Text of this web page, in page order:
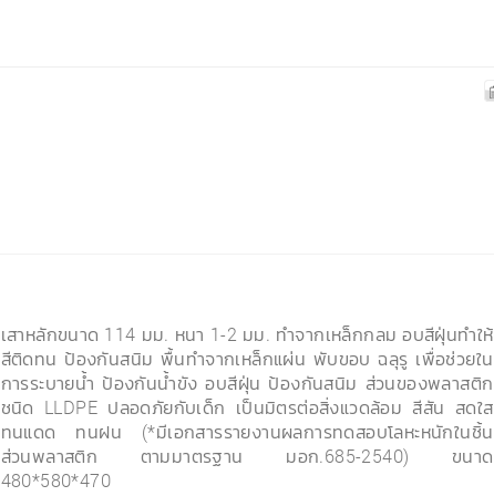
เสาหลักขนาด 114 มม. หนา 1-2 มม. ทำจากเหล็กกลม อบสีฝุ่นทำให้
สีติดทน ป้องกันสนิม พื้นทำจากเหล็กแผ่น พับขอบ ฉลุรู เพื่อช่วยใน
การระบายน้ำ ป้องกันน้ำขัง อบสีฝุ่น ป้องกันสนิม ส่วนของพลาสติก
ชนิด LLDPE ปลอดภัยกับเด็ก เป็นมิตรต่อสิ่งแวดล้อม สีสัน สดใส
ทนแดด ทนฝน (*มีเอกสารรายงานผลการทดสอบโลหะหนักในชิ้น
ส่วนพลาสติก ตามมาตรฐาน มอก.685-2540) ขนาด
480*580*470